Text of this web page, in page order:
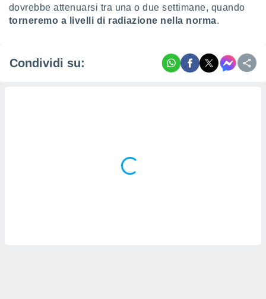
dovrebbe attenuarsi tra una o due settimane, quando
torneremo a livelli di radiazione nella norma.
Condividi su: